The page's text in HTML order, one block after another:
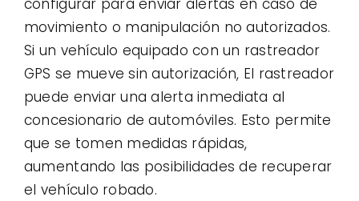
configurar para enviar alertas en caso de
movimiento o manipulación no autorizados.
Si un vehículo equipado con un rastreador
GPS se mueve sin autorización, El rastreador
puede enviar una alerta inmediata al
concesionario de automóviles. Esto permite
que se tomen medidas rápidas,
aumentando las posibilidades de recuperar
el vehículo robado.